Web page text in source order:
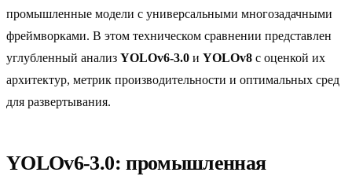
промышленные модели с универсальными многозадачными
фреймворками. В этом техническом сравнении представлен
углубленный анализ YOLOv6-3.0 и YOLOv8 с оценкой их
архитектур, метрик производительности и оптимальных сред
для развертывания.
YOLOv6-3.0: промышленная